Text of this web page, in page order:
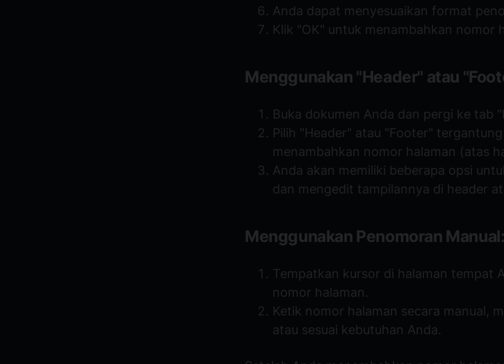
Anda dapat menyesuaikan format
Klik "OK" untuk menambahkan nomor
Menggunakan "Header" atau
Buka dokumen Anda dan pergi ke tab
Pilih "Header" atau "Footer"
menambahkan nomor halaman (atas
Anda akan memiliki beberapa opsi
dan mengedit tampilannya di header
Menggunakan Penomoran Manual:
Tempatkan kursor di halaman tempat
nomor halaman.
Ketik nomor halaman secara manual,
atau sesuai kebutuhan Anda.